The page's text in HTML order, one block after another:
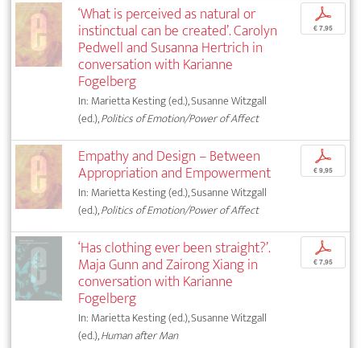
‘What is perceived as natural or
instinctual can be created’. Carolyn
Pedwell and Susanna Hertrich in
conversation with Karianne
Fogelberg
In: Marietta Kesting (ed.), Susanne Witzgall
(ed.),Politics of Emotion/Power of Affect
p
€ 7,95
Empathy and Design – Between
Appropriation and Empowerment
In: Marietta Kesting (ed.), Susanne Witzgall
(ed.),Politics of Emotion/Power of Affect
p
€ 9,95
‘Has clothing ever been straight?’.
Maja Gunn and Zairong Xiang in
conversation with Karianne
Fogelberg
In: Marietta Kesting (ed.), Susanne Witzgall
(ed.),Human after Man
p
€ 7,95